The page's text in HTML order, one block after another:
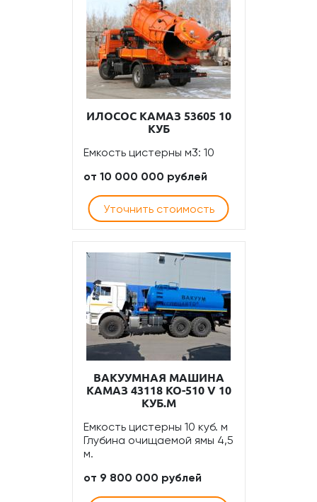
ИЛОСОС КАМАЗ 53605 10
КУБ
Емкость цистерны м3: 10
от 10 000 000 рублей
Уточнить стоимость
ВАКУУМНАЯ МАШИНА
КАМАЗ 43118 КО-510 V 10
КУБ.М
Емкость цистерны 10 куб. м
Глубина очищаемой ямы 4,5
м.
от 9 800 000 рублей